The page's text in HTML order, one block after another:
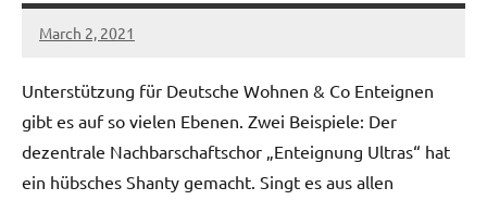
March 2, 2021
Ilja
Unterstützung für Deutsche Wohnen & Co Enteignen
gibt es auf so vielen Ebenen. Zwei Beispiele: Der
dezentrale Nachbarschaftschor „Enteignung Ultras“ hat
ein hübsches Shanty gemacht. Singt es aus allen